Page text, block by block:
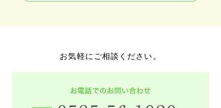
お気軽にご相談ください。